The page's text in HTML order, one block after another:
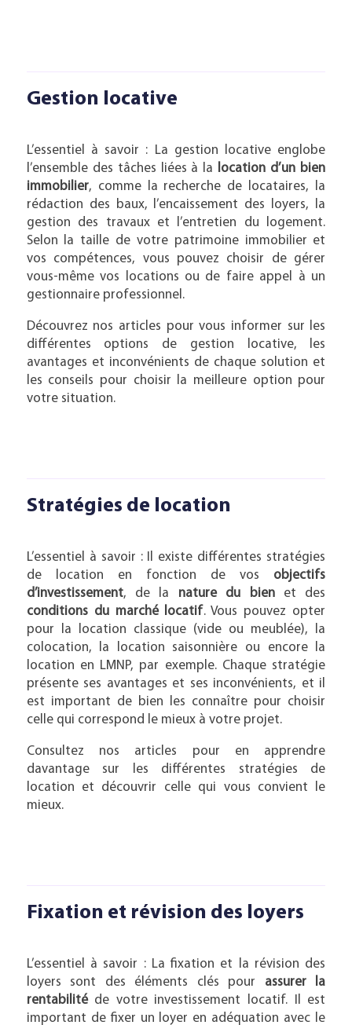
Gestion locative
L’essentiel à savoir : La gestion locative englobe
l’ensemble des tâches liées à la
location d’un bien
immobilier, comme la recherche de locataires, la
rédaction des baux, l’encaissement des loyers, la
gestion des travaux et l’entretien du logement.
Selon la taille de votre patrimoine immobilier et
vos compétences, vous pouvez choisir de gérer
vous-même vos locations ou de faire appel à un
gestionnaire professionnel.
Découvrez nos articles pour vous informer sur les
différentes options de gestion locative, les
avantages et inconvénients de chaque solution et
les conseils pour choisir la meilleure option pour
votre situation.
Stratégies de location
L’essentiel à savoir : Il existe différentes stratégies
de location en fonction de vos objectifs
d’investissement, de la nature du bienet des
conditions du marché locatif. Vous pouvez opter
pour la location classique (vide ou meublée), la
colocation, la location saisonnière ou encore la
location en LMNP, par exemple. Chaque stratégie
présente ses avantages et ses inconvénients, et il
est important de bien les connaître pour choisir
celle qui correspond le mieux à votre projet.
Consultez nos articles pour en apprendre
davantage sur les différentes stratégies de
location et découvrir celle qui vous convient le
mieux.
Fixation et révision des loyers
L’essentiel à savoir : La fixation et la révision des
loyers sont des éléments clés pour assurer la
rentabilitéde votre investissement locatif. Il est
important de fixer un loyer en adéquation avec le